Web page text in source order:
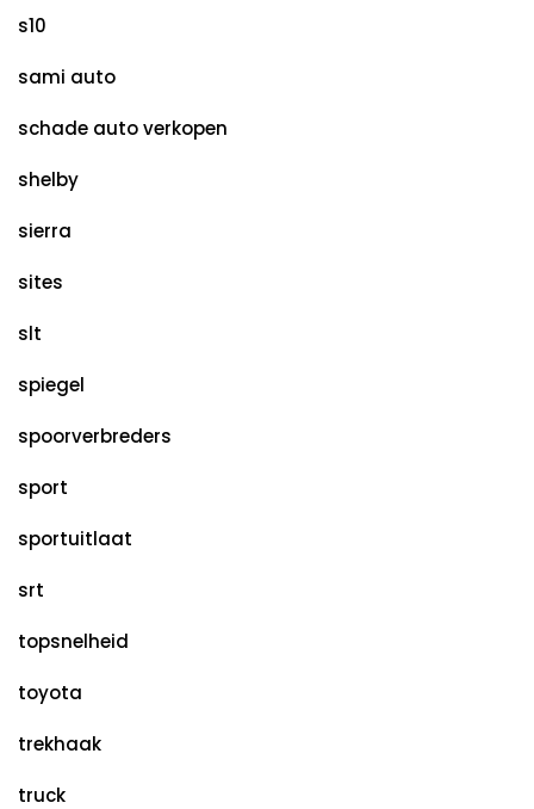
s10
sami auto
schade auto verkopen
shelby
sierra
sites
slt
spiegel
spoorverbreders
sport
sportuitlaat
srt
topsnelheid
toyota
trekhaak
truck